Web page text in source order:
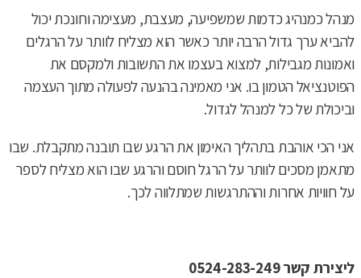
מנהל כמנהיג כדמות שמשפיעה, מעצבת, מעצימה וחונכת יכול
להביא ערך גדול הרבה יותר כאשר הוא מצליח לוותר על הרגלים
ואמונות מגבילות, למצוא בעצמו את התשובות ולמקסם את
הפוטנציאל הטמון בו. אני מאמינה בהנעה לפעולה מתוך העצמה
וביכולת של כל למנהל לגדול.
אני הכי אוהבת בתהליך האימון את הרגע שבו תובנה מתקבלת. שבו
מתאמן מסכים לוותר על הרגל חוסם והרגע שבו הוא מצליח לספר
על חוויות אחרות וההתרגשות שמתלווה לכך.
ליצירת קשר 0524-283-249